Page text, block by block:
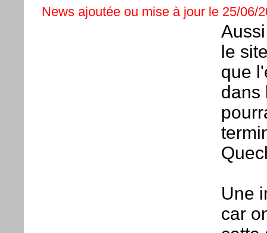
News ajoutée ou mise à jour le 25/06/
le
que
dans
Une
car